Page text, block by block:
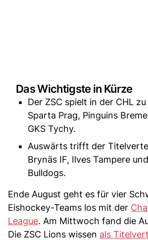
Das Wichtigste in Kürze
Der ZSC spielt in der CHL
Sparta Prag, Pinguins
GKS Tychy.
Auswärts trifft der
Brynäs IF, Ilves Tampere
Bulldogs.
Ende August geht es für vier
Eishockey-Teams los mit der
League. Am Mittwoch fand die
Die ZSC Lions wissen als